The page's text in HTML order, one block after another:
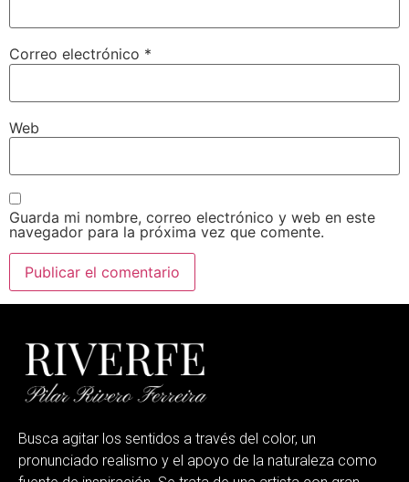
Correo electrónico *
Web
Guarda mi nombre, correo electrónico y web en este
navegador para la próxima vez que comente.
Busca agitar los sentidos a través del color, un
pronunciado realismo y el apoyo de la naturaleza como